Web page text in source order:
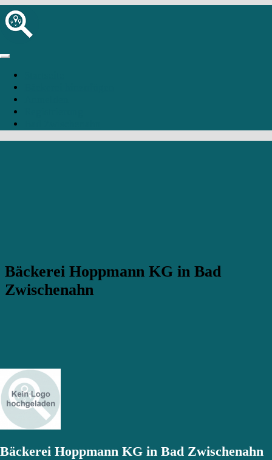
Bäckerei Hoppmann KG in Bad
Zwischenahn
Bäckerei Hoppmann KG in Bad Zwischenahn